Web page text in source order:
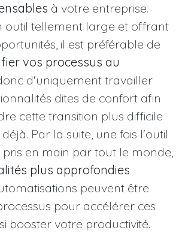
à votre entreprise.
outil tellement large et offrant
il est préférable de
vos processus au
d'uniquement travailler
dites de confort afin
cette transition plus difficile
Par la suite, une fois l'outil
pris en main par tout le monde,
plus approfondies
peuvent être
pour accélérer ces
booster votre productivité.